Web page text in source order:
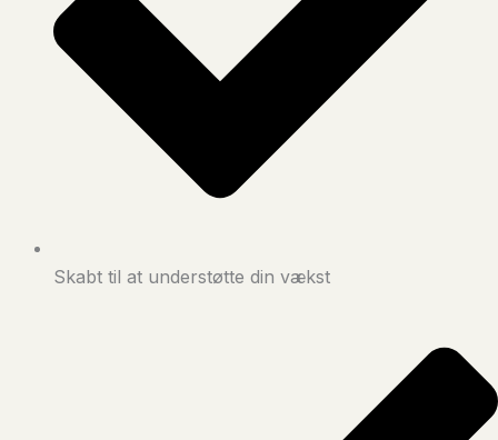
Skabt til at understøtte din vækst